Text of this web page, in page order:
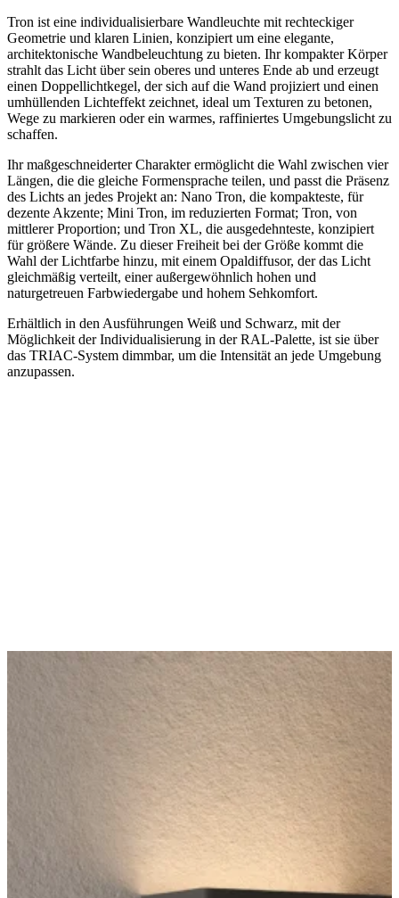
Tron ist eine individualisierbare Wandleuchte mit rechteckiger
Geometrie und klaren Linien, konzipiert um eine elegante,
architektonische Wandbeleuchtung zu bieten. Ihr kompakter Körper
strahlt das Licht über sein oberes und unteres Ende ab und erzeugt
einen Doppellichtkegel, der sich auf die Wand projiziert und einen
umhüllenden Lichteffekt zeichnet, ideal um Texturen zu betonen,
Wege zu markieren oder ein warmes, raffiniertes Umgebungslicht zu
schaffen.
Ihr maßgeschneiderter Charakter ermöglicht die Wahl zwischen vier
Längen, die die gleiche Formensprache teilen, und passt die Präsenz
des Lichts an jedes Projekt an: Nano Tron, die kompakteste, für
dezente Akzente; Mini Tron, im reduzierten Format; Tron, von
mittlerer Proportion; und Tron XL, die ausgedehnteste, konzipiert
für größere Wände. Zu dieser Freiheit bei der Größe kommt die
Wahl der Lichtfarbe hinzu, mit einem Opaldiffusor, der das Licht
gleichmäßig verteilt, einer außergewöhnlich hohen und
naturgetreuen Farbwiedergabe und hohem Sehkomfort.
Erhältlich in den Ausführungen Weiß und Schwarz, mit der
Möglichkeit der Individualisierung in der RAL-Palette, ist sie über
das TRIAC-System dimmbar, um die Intensität an jede Umgebung
anzupassen.